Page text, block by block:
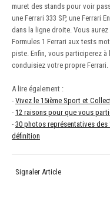
muret des stands pour voir
une Ferrari 333 SP, une Ferrari
dans la ligne droite. Vous
Formules 1 Ferrari aux tests
piste. Enfin, vous participerez à
conduisiez votre propre Ferrari.
A lire également :
- Vivez le 15ième Sport et
- 12 raisons pour que vous
- 30 photos représentatives des
définition
Signaler Article